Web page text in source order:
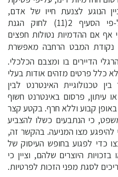
הנוגע לצנעת חייו של אדם,
המהווה, פגיעה בפרטיות על-פי הסעיף 2(11) לחוק הגנת
אם ההדמיות נטולות חפצים
 נקודת המבט הרחבה מאפשרת
הדיירים בו ומצבם הכלכלי.
כלל פרטים מזהים אודות בעלי
טכנולוגיית האינטרנט לבין
עיתון, פרסום באינטרנט חשוף
קבוע וללא חרף. בקטע קצר
כי הנתבעים כשלו להצביע
מצו המניעה. בהקשר זה,
כדי לפגוע בחופש העיסוק של
היוצרים שלהם, וציין כי
לסגת מפני הזכות לפרטיות.